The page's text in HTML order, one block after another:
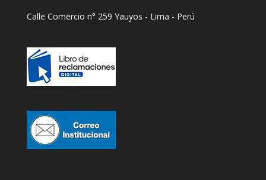
Calle Comercio n° 259 Yauyos - Lima - Perú